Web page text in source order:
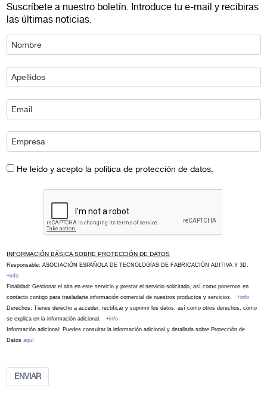
Suscríbete a nuestro boletín. Introduce tu e-mail y recibiras
las últimas noticias.
He leído y acepto la política de protección de datos.
INFORMACIÓN BÁSICA SOBRE PROTECCIÓN DE DATOS
Responsable: ASOCIACIÓN ESPAÑOLA DE TECNOLOGÍAS DE FABRICACIÓN ADITIVA Y 3D.
+info
Finalidad: Gestionar el alta en este servicio y prestar el servicio solicitado, así como ponernos en
contacto contigo para trasladarte información comercial de nuestros productos y servicios. +info
Derechos: Tienes derecho a acceder, rectificar y suprimir los datos, así como otros derechos, como
se explica en la información adicional. +info
Información adicional: Puedes consultar la información adicional y detallada sobre Protección de
Datos aquí
ENVIAR